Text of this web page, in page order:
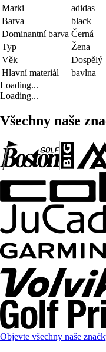
Marki
adidas
Barva
black
Dominantní barva Černá
Typ
Žena
Věk
Dospělý
Hlavní materiál
bavlna
Loading...
Loading...
Všechny naše
Objevte všechny naše